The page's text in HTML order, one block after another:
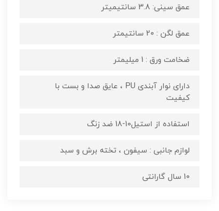
عمق سینی: 3.8 سانتیمیتر
عمق لگن : 20 سانتیمتر
ضخامت ورق : 1 میلیمتر
داراى نوار آبندى PU ، عایق صدا و بست با
کیفیت
استفاده از استیل10-18 ضد زنگ
لوازم جانبی : سیفون ، تخته برش و سبد
10 سال گارانتی